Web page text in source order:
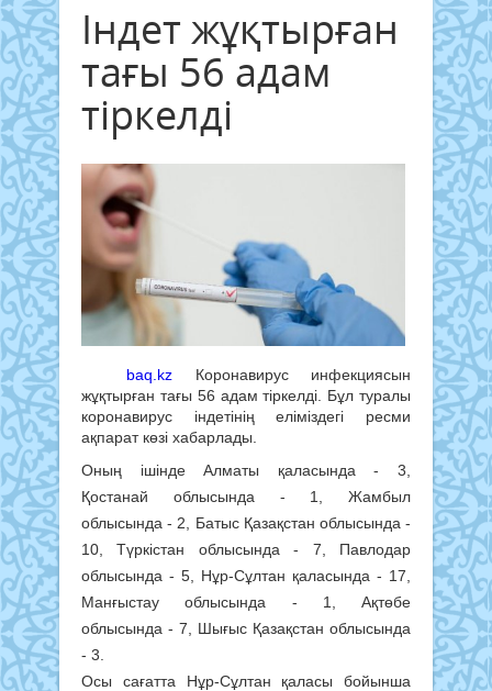
Індет жұқтырған
тағы 56 адам
тіркелді
baq.kz Коронавирус инфекциясын
жұқтырған тағы 56 адам тіркелді. Бұл туралы
коронавирус індетінің еліміздегі ресми
ақпарат көзі хабарлады.
Оның ішінде Алматы қаласында - 3,
Қостанай облысында - 1, Жамбыл
облысында - 2, Батыс Қазақстан облысында -
10, Түркістан облысында - 7, Павлодар
облысында - 5, Нұр-Сұлтан қаласында - 17,
Манғыстау облысында - 1, Ақтөбе
облысында - 7, Шығыс Қазақстан облысында
- 3.
Осы сағатта Нұр-Сұлтан қаласы бойынша